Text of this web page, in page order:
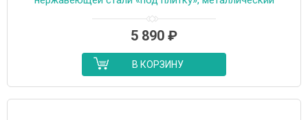
(AZT3TILE750)
5 890 ₽
В КОРЗИНУ